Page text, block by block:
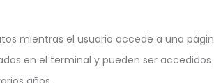
mientras el usuario accede a una
en el terminal y pueden ser